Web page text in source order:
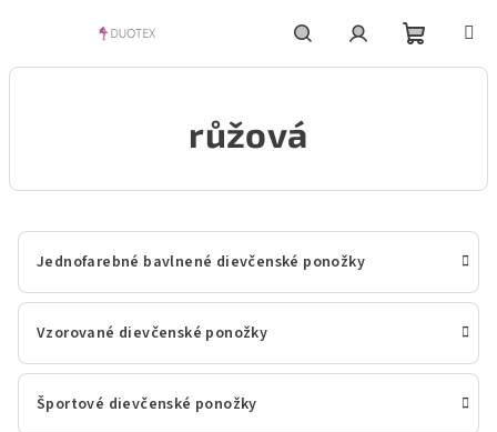
HľadaťPrihlásenie
růžová
Jednofarebné bavlnené dievčenské ponožky
Vzorované dievčenské ponožky
Športové dievčenské ponožky